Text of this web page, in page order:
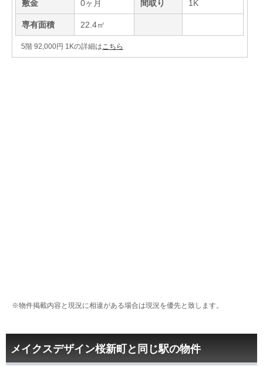
敷金 0ヶ月 間取り 1K
専有面積 22.4㎡
5階 92,000円 1Kの詳細は こちら
※物件掲載内容と現況に相違がある場合は現況を優先と致します。
メイクスデザイン桜新町と同じ駅の物件